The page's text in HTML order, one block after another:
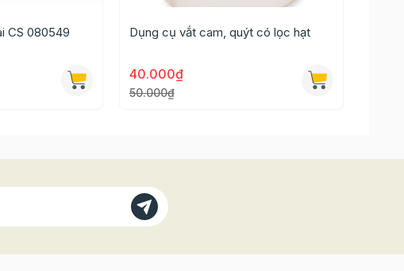
CS 080549 Dụng cụ vắt cam, quýt có lọc hạt
40.000₫
50.000₫